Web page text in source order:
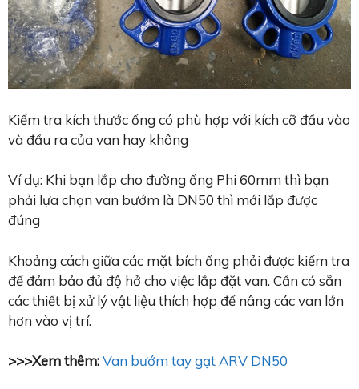
Kiểm tra kích thước ống có phù hợp với kích cỡ đầu vào
và đầu ra của van hay không
Ví dụ: Khi bạn lắp cho đường ống Phi 60mm thì bạn
phải lựa chọn van bướm là DN50 thì mới lắp được
đúng
Khoảng cách giữa các mặt bích ống phải được kiểm tra
để đảm bảo đủ độ hở cho việc lắp đặt van. Cần có sẵn
các thiết bị xử lý vật liệu thích hợp để nâng các van lớn
hơn vào vị trí.
>>>Xem thêm:Van bướm tay gạt ARV DN50